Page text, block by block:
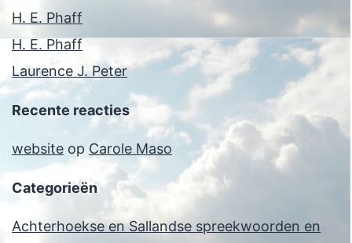
H. E. Phaff
H. E. Phaff
Laurence J. Peter
Recente reacties
website op Carole Maso
Categorieën
Achterhoekse en Sallandse spreekwoorden en